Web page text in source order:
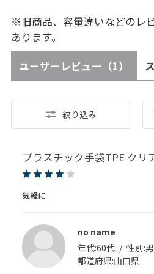
※旧商品、容量違いなどのレ
あります。
ユーザーレビュー （1）
絞り込み
プラスチック手袋TPE クリ
気軽に
no name
年代:60代 性別:
都道府県:山口県